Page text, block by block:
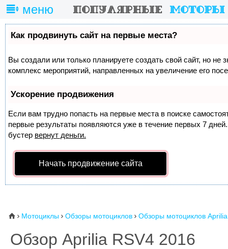
меню
Как продвинуть сайт на первые места?
Вы создали или только планируете создать свой сайт, но не
комплекс мероприятий, направленных на увеличение его
Ускорение продвижения
Если вам трудно попасть на первые места в поиске
первые результаты появляются уже в течение первых 7
бустер вернут деньги.
Начать продвижение сайта
⌂  Мотоциклы  Обзоры мотоциклов  Обзоры мотоциклов Aprilia
Обзор Aprilia RSV4 2016